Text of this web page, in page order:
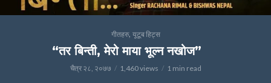
गीतहरु, यूटूब हिट्स
“तर बिन्ती, मेरो माया भूल्न नखोज”
चैत्र २८, २०७७ 1,460 views 1 min read